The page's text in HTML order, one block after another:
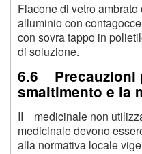
Flacone di vetro
alluminio con
con sovra tappo in
di soluzione.
6.6 Precauzioni
smaltimento e la
II medicinale non
medicinale devono
alla normativa locale